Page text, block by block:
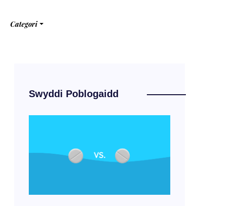
Categori
Swyddi Poblogaidd